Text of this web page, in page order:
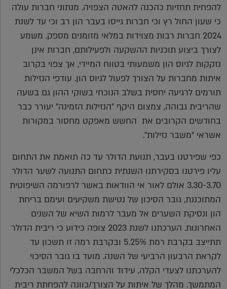
להפחית תחזיות כהכנה להאטה הצפויה. מנתוני חברות עולה
כי שעון החול רץ וכי חברות גייסו בעבר הון רב וכי עד לשנת
2024 חברות רבות מצוידות במלאי מזומנים מספק. משמע
לצורך ביצוע תוכניות ההשקעה ולפעילותם, חברות אינן
נזקקות לגיוס הון משמעותי בטווח המיידי, אך צפוי בקרוב
איתות מחברות על הצורך לפעול לגיוס הון. עודפי הנזילות
תורמים לרגיעה יחסית בשלב הנוכחי בשוקי ההון גם בשעה
שהריבית גבוהה, צמצום היקף "הנזילות הזמינה" יעורר כבר
בחודשים הקרובים את החשש מאפקט מחסור במקורות
אשראי "משבר נזילות".
כפי שפירטנו בעבר, תנועת הדולר עד כה תואמת את התחום
עליו פירטנו בסקירתנו השנתית כתחום התנועה לשער הדולר
3.30-3.70 אולם לאור אי הוודאות באשר לרפורמה השיפוטית
המתוכננת, גובר הסיכון של נטישת משקיעים ועימם בריחת
הון ונסיקת השערים אל מעבר לרמות השיא של השנים
האחרונות. הערכתנו לשנת 2023 צופה כידוע כי ריבית הדולר
תתייצב בקרבת רמת 5.25% ובקרבת רמה זו תשכון עד
לקראת הרבעון הרביעי של השנה. מועד בו גובר הסיכוי
להערכתנו לצעדי הקלה, עידוד והרחבה בשל המשבר הכלכלי
המתמשך. מהלך של איתות על הצורך/כוונה להפחתת ריבית